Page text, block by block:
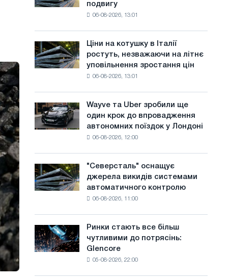
в
у
с
а
й
т
патріотичну
радянської
авіації
Великої
Вітчизняної
війни
подвигу
06-08-2026, 13:01
Ціни
на
котушку
незважаючи
на
зростання
цін
Ціни на котушку в Італії
ростуть, незважаючи на літнє
уповільнення зростання цін
06-08-2026, 13:01
Wayve
та
Uber
крок
до
поїздок
у
Лондоні
Wayve та Uber зробили ще
один крок до впровадження
автономних поїздок у Лондоні
06-08-2026, 12:00
"Северсталь"
оснащує
джерела
автоматичного
контролю
"Северсталь" оснащує
джерела викидів системами
автоматичного контролю
06-08-2026, 11:00
Ринки
стають
все
Ринки стають все більш
чутливими до потрясінь:
Glencore
05-08-2026, 22:00